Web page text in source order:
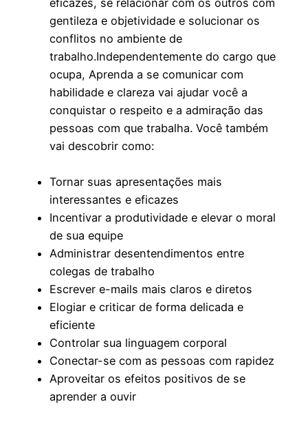
eficazes, se relacionar com os outros com
gentileza e objetividade e solucionar os
conflitos no ambiente de
trabalho.Independentemente do cargo que
ocupa, Aprenda a se comunicar com
habilidade e clareza vai ajudar você a
conquistar o respeito e a admiração das
pessoas com que trabalha. Você também
vai descobrir como:
Tornar suas apresentações mais
interessantes e eficazes
Incentivar a produtividade e elevar o moral
de sua equipe
Administrar desentendimentos entre
colegas de trabalho
Escrever e-mails mais claros e diretos
Elogiar e criticar de forma delicada e
eficiente
Controlar sua linguagem corporal
Conectar-se com as pessoas com rapidez
Aproveitar os efeitos positivos de se
aprender a ouvir